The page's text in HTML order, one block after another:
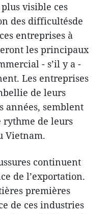
visible ces
des difficultésde
entreprises à
les principaux
- s’il y a -
Les entreprises
de leurs
années, semblent
de leurs
Vietnam.
continuent
de l’exportation.
premières
de ces industries